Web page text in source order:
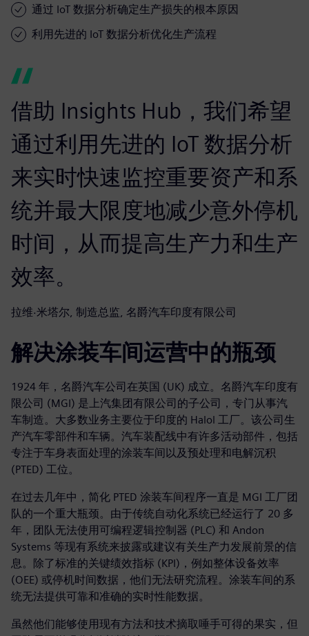
通过 IoT 数据分析确定生产损失的根本原因
利用先进的 IoT 数据分析优化生产流程
借助 Insights Hub，我们希望
通过利用先进的 IoT 数据分析
来实时快速监控重要资产和系
统并最大限度地减少意外停机
时间，从而提高生产力和生产
效率。
拉维·米塔尔, 制造总监, 名爵汽车印度有限公司
解决涂装车间运营中的瓶颈
1924 年，名爵汽车公司在英国 (UK) 成立。名爵汽车印度有
限公司 (MGI) 是上汽集团有限公司的子公司，专门从事汽
车制造。大多数业务主要位于印度的 Halol 工厂。该公司生
产汽车零部件和车辆。汽车装配线中有许多活动部件，包括
专注于车身表面处理的涂装车间以及预处理和电解沉积
(PTED) 工位。
在过去几年中，简化 PTED 涂装车间程序一直是 MGI 工厂团
队的一个重大瓶颈。由于传统自动化系统已经运行了 20 多
年，团队无法使用可编程逻辑控制器 (PLC) 和 Andon
Systems 等现有系统来披露或建议有关生产力发展前景的信
息。除了标准的关键绩效指标 (KPI)，例如整体设备效率
(OEE) 或停机时间数据，他们无法研究流程。涂装车间的系
统无法提供可靠和准确的实时性能数据。
虽然他们能够使用现有方法和技术摘取唾手可得的果实，但